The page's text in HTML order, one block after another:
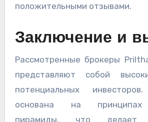
положительными отзывами.
Заключение и
Рассмотренные брокеры
представляют собой
потенциальных
основана на принципах
пирамиды, что